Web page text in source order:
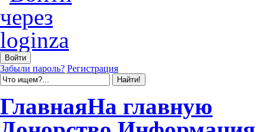
Забыли пароль? Регистрация
ГлавнаяНа главную